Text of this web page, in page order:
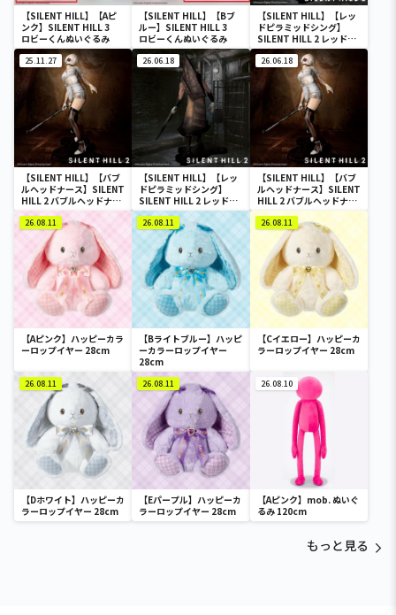
【SILENT HILL】【Aピ
ンク】SILENT HILL 3
ロビーくんぬいぐるみ
【SILENT HILL】【Bブ
ルー】SILENT HILL 3
ロビーくんぬいぐるみ
【SILENT HILL】【レッ
ドピラミッドシング】
SILENT HILL 2 レッドピ
ラミッドシング
25.11.27
【SILENT HILL】【バブ
ルヘッドナース】SILENT
HILL 2 バブルヘッドナー
ス
26.06.18
【SILENT HILL】【レッ
ドピラミッドシング】
SILENT HILL 2 レッドピ
ラミッドシング
26.06.18
【SILENT HILL】【バブ
ルヘッドナース】SILENT
HILL 2 バブルヘッドナー
ス
26.08.11
【Aピンク】ハッピーカラ
ーロップイヤー 28cm
26.08.11
【Bライトブルー】ハッピ
ーカラーロップイヤー
28cm
26.08.11
【Cイエロー】ハッピーカ
ラーロップイヤー 28cm
26.08.11
【Dホワイト】ハッピーカ
ラーロップイヤー 28cm
26.08.11
【Eパープル】ハッピーカ
ラーロップイヤー 28cm
26.08.10
【Aピンク】mob. ぬいぐ
るみ 120cm
もっと見る